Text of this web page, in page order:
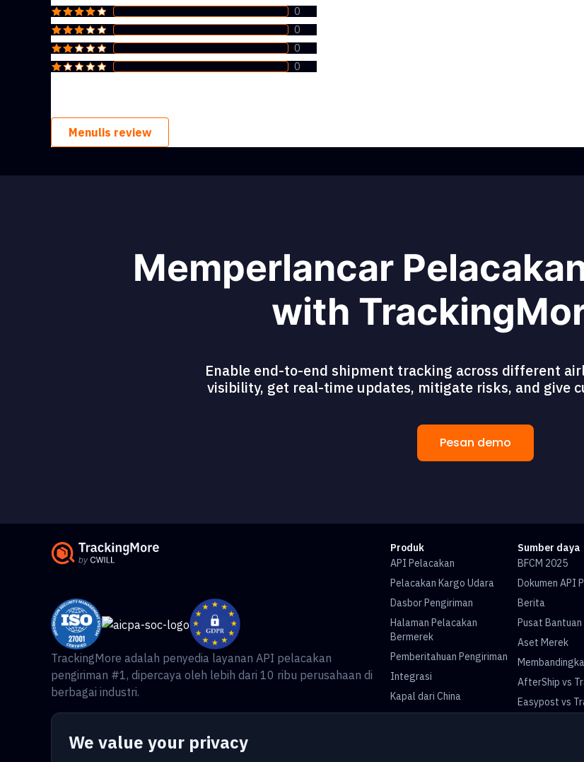
0
0
0
0
Menulis review
Memperlancar
with
Enable end-to-end shipment tracking across different
visibility, get real-time updates, mitigate risks, and give
Pesan demo
We value your privacy
TrackingMore adalah penyedia layanan API pelacakan
pengiriman #1, dipercaya oleh lebih dari 10 ribu perusahaan di
berbagai industri.
Produk
API Pelacakan
Pelacakan Kargo Udara
Dasbor Pengiriman
Halaman Pelacakan
Bermerek
Pemberitahuan Pengiriman
Integrasi
Kapal dari China
Sumber daya
BFCM 2025
Dokumen API
Berita
Pusat Bantuan
Aset Merek
AfterShip vs
Easypost vs